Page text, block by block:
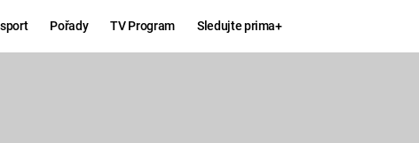
Pořady TV Program Sledujte prima+